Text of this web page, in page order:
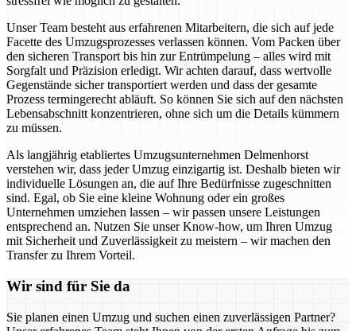
Unser Team besteht aus erfahrenen Mitarbeitern, die sich auf jede
Facette des Umzugsprozesses verlassen können. Vom Packen über
den sicheren Transport bis hin zur Entrümpelung – alles wird mit
Sorgfalt und Präzision erledigt. Wir achten darauf, dass wertvolle
Gegenstände sicher transportiert werden und dass der gesamte
Prozess termingerecht abläuft. So können Sie sich auf den nächsten
Lebensabschnitt konzentrieren, ohne sich um die Details kümmern
zu müssen.
Als langjährig etabliertes Umzugsunternehmen Delmenhorst
verstehen wir, dass jeder Umzug einzigartig ist. Deshalb bieten wir
individuelle Lösungen an, die auf Ihre Bedürfnisse zugeschnitten
sind. Egal, ob Sie eine kleine Wohnung oder ein großes
Unternehmen umziehen lassen – wir passen unsere Leistungen
entsprechend an. Nutzen Sie unser Know-how, um Ihren Umzug
mit Sicherheit und Zuverlässigkeit zu meistern – wir machen den
Transfer zu Ihrem Vorteil.
Wir sind für Sie da
Sie planen einen Umzug und suchen einen zuverlässigen Partner?